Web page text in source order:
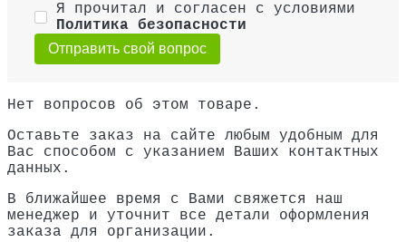
Я прочитал и согласен с условиями
Политика безопасности
Отправить свой вопрос
Нет вопросов об этом товаре.
Оставьте заказ на сайте любым удобным для
Вас способом с указанием Ваших контактных
данных.
В ближайшее время с Вами свяжется наш
менеджер и уточнит все детали оформления
заказа для организации.